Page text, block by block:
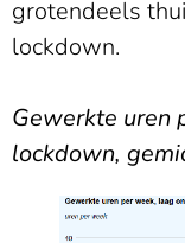
grotendeels
lockdown.
Gewerkte uren
lockdown,